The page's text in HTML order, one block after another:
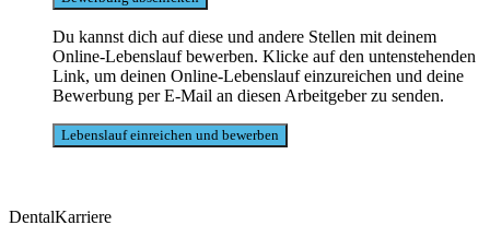
Du kannst dich auf diese und andere Stellen mit deinem
Online-Lebenslauf bewerben. Klicke auf den untenstehenden
Link, um deinen Online-Lebenslauf einzureichen und deine
Bewerbung per E-Mail an diesen Arbeitgeber zu senden.
DentalKarriere